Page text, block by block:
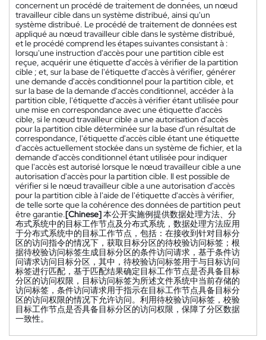
concernent un procédé de traitement de données, un nœud
travailleur cible dans un système distribué, ainsi qu'un
système distribué. Le procédé de traitement de données est
appliqué au nœud travailleur cible dans le système distribué,
et le procédé comprend les étapes suivantes consistant à :
lorsqu'une instruction d'accès pour une partition cible est
reçue, acquérir une étiquette d'accès à vérifier de la partition
cible ; et, sur la base de l'étiquette d'accès à vérifier, générer
une demande d'accès conditionnel pour la partition cible, et
sur la base de la demande d'accès conditionnel, accéder à la
partition cible, l'étiquette d'accès à vérifier étant utilisée pour
une mise en correspondance avec une étiquette d'accès
cible, si le nœud travailleur cible a une autorisation d'accès
pour la partition cible déterminée sur la base d'un résultat de
correspondance, l'étiquette d'accès cible étant une étiquette
d'accès actuellement stockée dans un système de fichier, et la
demande d'accès conditionnel étant utilisée pour indiquer
que l'accès est autorisé lorsque le nœud travailleur cible a une
autorisation d'accès pour la partition cible. Il est possible de
vérifier si le nœud travailleur cible a une autorisation d'accès
pour la partition cible à l'aide de l'étiquette d'accès à vérifier,
de telle sorte que la cohérence des données de partition peut
être garantie.[Chinese]本公开实施例提供数据处理方法、分
布式系统中的目标工作节点及分布式系统，数据处理方法应用
于分布式系统中的目标工作节点，包括：在接收到针对目标分
区的访问指令的情况下，获取目标分区的待校验访问标签；根
据待校验访问标签生成目标分区的条件访问请求，基于条件访
问请求访问目标分区，其中，待校验访问标签用于与目标访问
标签进行匹配，基于匹配结果确定目标工作节点是否具备目标
分区的访问权限，目标访问标签为所述文件系统中当前存储的
访问标签，条件访问请求用于指示在目标工作节点具备目标分
区的访问权限的情况下允许访问。利用待校验访问标签，校验
目标工作节点是否具备目标分区的访问权限，保障了分区数据
一致性。